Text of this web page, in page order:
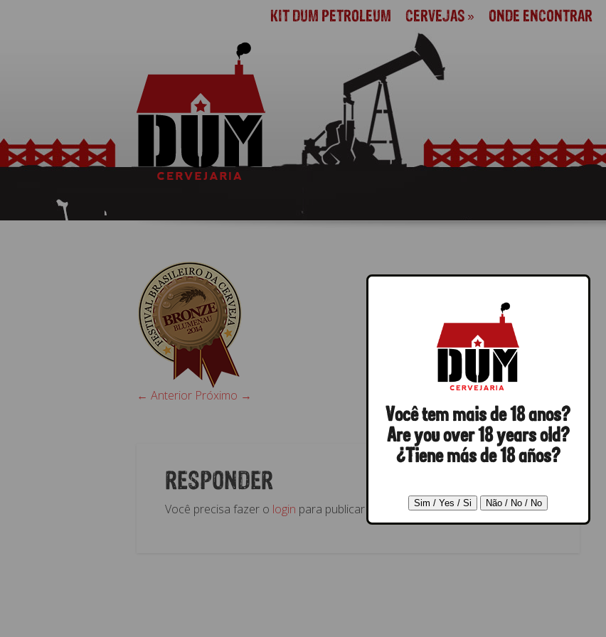
KIT DUM PETROLEUM CERVEJAS » ONDE ENCONTRAR
← Anterior Próximo →
RESPONDER
Você precisa fazer o login para publicar um comentário.
Você tem mais de 18 anos?
Are you over 18 years old?
¿Tiene más de 18 años?